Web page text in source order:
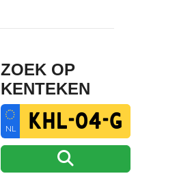
ZOEK OP
KENTEKEN
NL